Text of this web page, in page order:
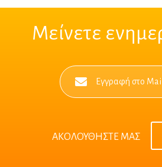
Μείνετε
Εγγραφή στο
ΑΚΟΛΟΥΘΗΣΤΕ ΜΑΣ